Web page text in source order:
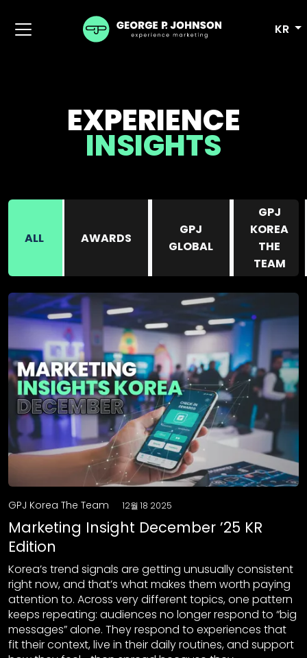
KR
EXPERIENCE
INSIGHTS
ALL AWARDS
GPJ
GLOBAL
GPJ
KOREA
THE
TEAM
GPJ Korea The Team 12월 18 2025
Marketing Insight December ’25 KR
Edition
Korea’s trend signals are getting unusually consistent
right now, and that’s what makes them worth paying
attention to. Across very different topics, one pattern
keeps repeating: audiences no longer respond to “big
messages” alone. They respond to experiences that
fit their context, live in their daily routines, and support